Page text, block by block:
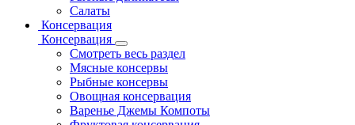
Салаты
Консервация
Консервация
Смотреть весь раздел
Мясные консервы
Рыбные консервы
Овощная консервация
Варенье Джемы Компоты